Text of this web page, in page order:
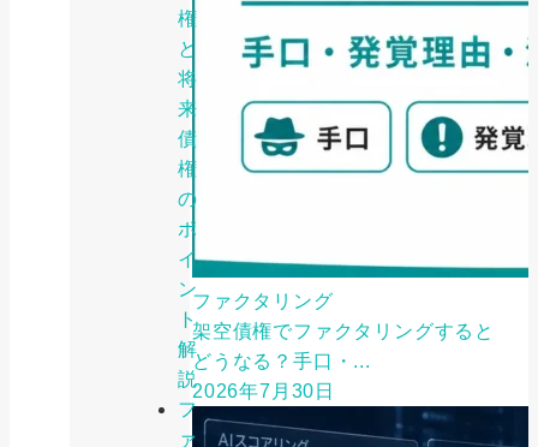
権
と
将
来
債
権
の
ポ
イ
ン
ト
解
説
フ
ァ
ファクタリング
架空債権でファクタリングすると
どうなる？手口・...
2026年7月30日